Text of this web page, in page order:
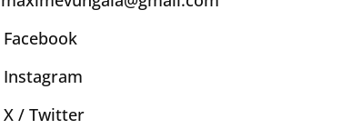
Facebook
Instagram
X / Twitter